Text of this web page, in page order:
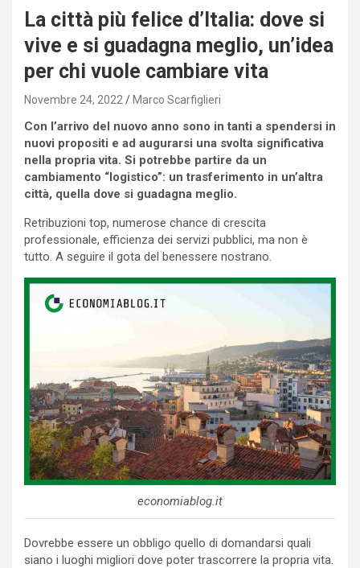
La città più felice d’Italia: dove si
vive e si guadagna meglio, un’idea
per chi vuole cambiare vita
Novembre 24, 2022 Marco Scarfiglieri
Con l’arrivo del nuovo anno sono in tanti a spendersi in
nuovi propositi e ad augurarsi una svolta significativa
nella propria vita. Si potrebbe partire da un
cambiamento “logistico”: un trasferimento in un’altra
città, quella dove si guadagna meglio.
Retribuzioni top, numerose chance di crescita
professionale, efficienza dei servizi pubblici, ma non è
tutto. A seguire il gota del benessere nostrano.
economiablog.it
Dovrebbe essere un obbligo quello di domandarsi quali
siano i luoghi migliori dove poter trascorrere la propria vita.